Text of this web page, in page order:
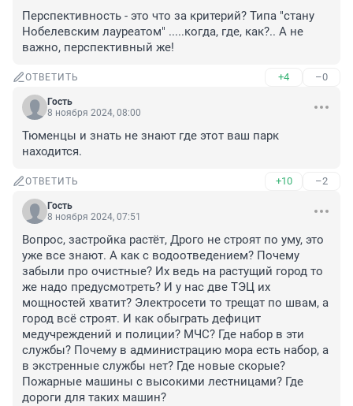
Перспективность - это что за критерий? Типа "стану
Нобелевским лауреатом" .....когда, где, как?.. А не
важно, перспективный же!
ОТВЕТИТЬ +4 –0
Гость
8 ноября 2024, 08:00
Тюменцы и знать не знают где этот ваш парк
находится.
ОТВЕТИТЬ +10 –2
Гость
8 ноября 2024, 07:51
Вопрос, застройка растёт, Дрого не строят по уму, это
уже все знают. А как с водоотведением? Почему
забыли про очистные? Их ведь на растущий город то
же надо предусмотреть? И у нас две ТЭЦ их
мощностей хватит? Электросети то трещат по швам, а
город всё строят. И как обыграть дефицит
медучреждений и полиции? МЧС? Где набор в эти
службы? Почему в администрацию мора есть набор, а
в экстренные службы нет? Где новые скорые?
Пожарные машины с высокими лестницами? Где
дороги для таких машин?